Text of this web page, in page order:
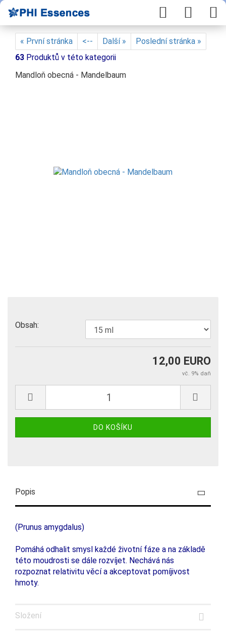
« První stránka <-- Další »
Poslední stránka »
63 Produktů v této kategorii
Mandloň obecná - Mandelbaum
Obsah:
12,00 EURO
vč. 9% daň
Popis
(Prunus amygdalus)
Pomáhá odhalit smysl každé životní fáze a na základě
této moudrosti se dále rozvíjet. Nechává nás
rozpoznat relativitu věcí a akceptovat pomíjivost
hmoty.
Složení